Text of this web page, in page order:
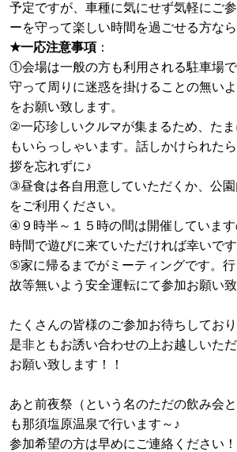
予定ですが、車種に気にせず気軽にご
ーを守って楽しい時間を過ごせる方な
★一応注意事項 ：
①会場は一般の方も利用される駐車場
守って周りに迷惑を掛けることの無い
をお願い致します。
②一応珍しいクルマが集まるため、た
もいらっしゃいます。話しかけられた
拶を忘れずに♪
③昼食は各自用意していただくか、公
をご利用ください。
④９時半～１５時の間は開催していま
時間で遊びに来ていただければ幸いです
⑤家に帰るまでがミーティングです。
故等無いよう安全運転にて参加お願い致
たくさんの皆様のご参加お待ちしており
是非ともお誘い合わせの上お越しいた
お願い致します！！
あと前夜祭（という名のただの飲み会と
も那須塩原温泉で行います～♪
参加希望の方は早めにご連絡ください！